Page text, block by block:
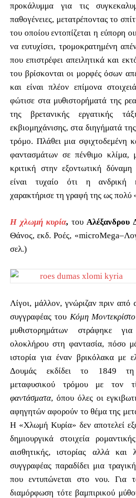
προκάλυμμα για τις
παθογένειες, μετατρέποντας το
του οποίου εντοπίζεται η εύπορη
να ευτυχίσει, τρομοκρατημένη
που επιστρέφει απειλητικά και
του βρίσκονται οι μορφές όσων
και είναι πλέον επίμονα
φώτισε στα μυθιστορήματά της
της βρετανικής εργατικής
εκβιομηχάνισης, στα διηγήματά
τρόμο. Πλάθει μια σφιχτοδεμένη
φαντασμάτων σε πένθιμο κλίμα,
κριτική στην εξοντωτική δύναμη
είναι τυχαίο ότι η ανδρική
χαρακτήρισε τη γραφή της ως πολύ
Η χλωμή κυρία, τουΑλέξανδρου
Θάνος, εκδ. Ροές,
σελ.)
Λίγοι, μάλλον, γνώριζαν πριν από
συγγραφέας του Κόμη Μοντεκρίστο
μυθιστορημάτων στράφηκε
ολοκλήρου στη φαντασία, πόσο
ιστορία για έναν βρικόλακα με
Δουμάς εκδίδει το 1849 τη
μεταφυσικού τρόμου με τον
φαντάσματα, όπου όλες οι
αφηγητών αφορούν το θέμα της
Η «Χλωμή Κυρία» δεν αποτελεί
δημιουργικά στοιχεία
αισθητικής, ιστορίας αλλά και
συγγραφέας παραδίδει μια
που εντυπώνεται στο νου. Για
διαμόρφωση τότε βαμπιρικού